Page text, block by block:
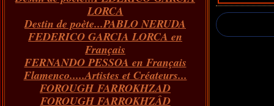
LORCA
Destin de poète...PABLO NERUDA
FEDERICO GARCIA LORCA en
Français
FERNANDO PESSOA en Français
Flamenco.....Artistes et Créateurs...
FOROUGH FARROKHZAD
FOROUGH FARROKHZÂD